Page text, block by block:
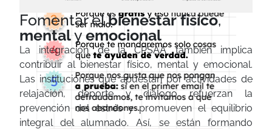
Fomentar elbienestar físico,
mentaly emocional
La integración de la CPSAA también implica
contribuir al bienestar físico, mental y emocional.
Las instituciones que apuestan por actividades de
relajación, deporte y diálogo refuerzan la
prevención del estrés y promueven el equilibrio
integral del alumnado. Así, se están formando